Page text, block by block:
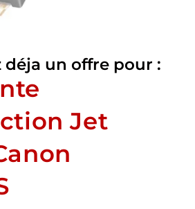
déja un offre pour :
Jet